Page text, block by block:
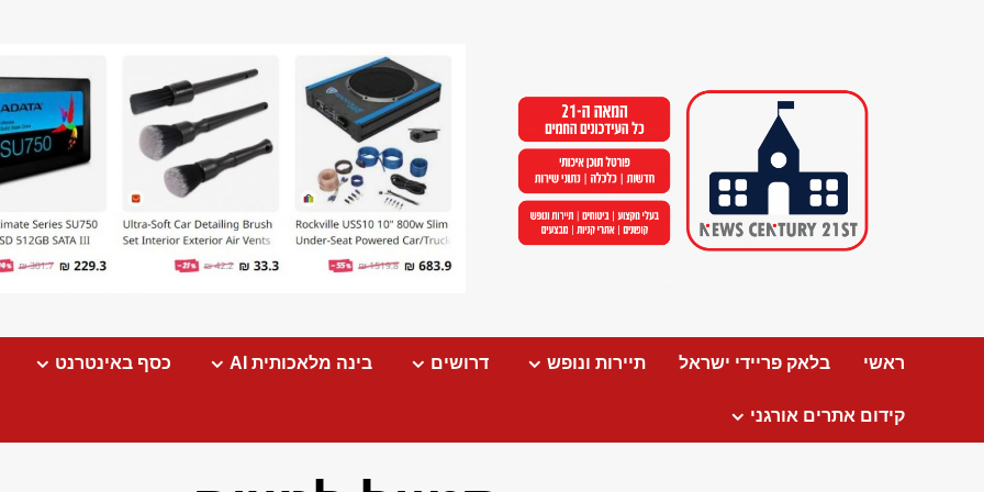
ראשי בלאק פריידי ישראל תיירות ונופש דרושים בינה מלאכותית AI כסף באינטרנט
קידום אתרים אורגני